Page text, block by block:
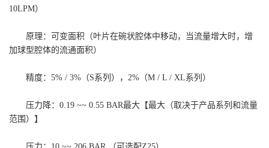
10LPM）
原理：可变面积（叶片在碗状腔体中移动，当流量增大时，增
加球型腔体的流通面积）
精度：5% / 3%（S系列），2%（M / L / XL系列）
压力降：0.19 ~~ 0.55 BAR最大【最大（取决于产品系列和流量
范围）】